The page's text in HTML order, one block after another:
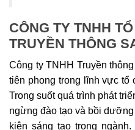
CÔNG TY TNHH
TRUYỀN THÔNG
Công ty TNHH Truyền
tiên phong trong lĩnh vực tổ
Trong suốt quá trình phát
ngừng đào tạo và bồi
kiện sáng tạo trong